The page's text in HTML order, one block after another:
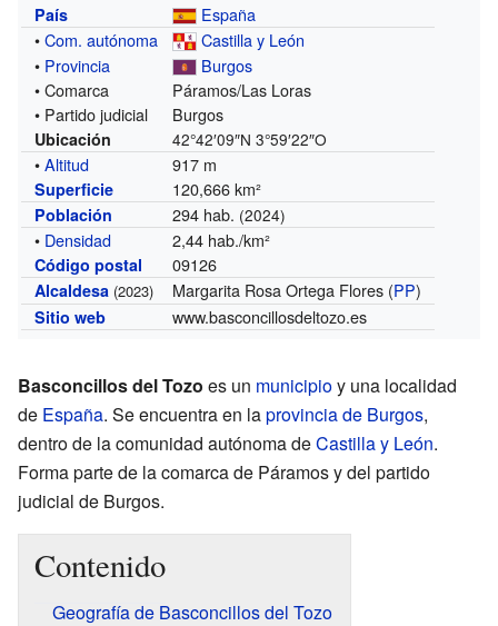
País
España
•Com. autónoma
Castilla y León
• Provincia
Burgos
• Comarca
Páramos/Las Loras
• Partido judicial
Burgos
Ubicación 42°42′09″N 3°59′22″O
•Altitud 917 m
Superficie 120,666 km²
Población 294 hab. (2024)
• Densidad 2,44 hab./km²
Código postal 09126
Alcaldesa (2023) Margarita Rosa Ortega Flores (PP)
Sitio web www.basconcillosdeltozo.es
Basconcillos del Tozo es un municipioy una localidad
de España. Se encuentra en laprovincia de Burgos,
dentro de la comunidad autónoma deCastilla y León.
Forma parte de la comarca de Páramos y del partido
judicial de Burgos.
Contenido
Geografía de Basconcillos del Tozo